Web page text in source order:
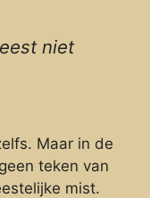
niet
Maar in de
teken van
mist.